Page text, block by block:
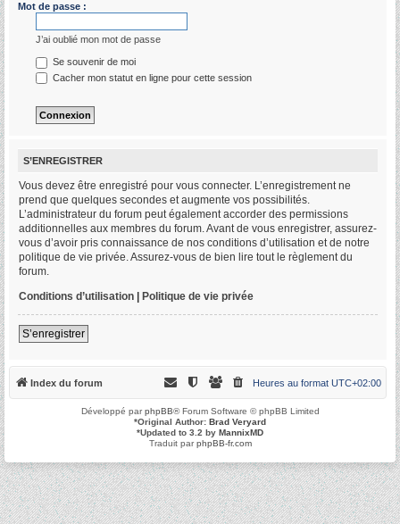
Mot de passe :
J’ai oublié mon mot de passe
Se souvenir de moi
Cacher mon statut en ligne pour cette session
S’ENREGISTRER
Vous devez être enregistré pour vous connecter. L’enregistrement ne
prend que quelques secondes et augmente vos possibilités.
L’administrateur du forum peut également accorder des permissions
additionnelles aux membres du forum. Avant de vous enregistrer, assurez-
vous d’avoir pris connaissance de nos conditions d’utilisation et de notre
politique de vie privée. Assurez-vous de bien lire tout le règlement du
forum.
Conditions d’utilisation | Politique de vie privée
S’enregistrer
Index du forum Heures au format UTC+02:00
Développé parphpBB® Forum Software © phpBB Limited
*Original Author: Brad Veryard
*Updated to 3.2 by MannixMD
Traduit parphpBB-fr.com